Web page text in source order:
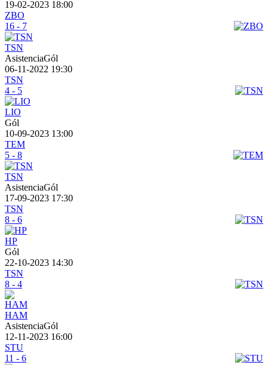
19-02-2023 18:00
ZBO
16 - 7
TSN
AsistenciaGól
06-11-2022 19:30
TSN
4 - 5
LIO
Gól
10-09-2023 13:00
TEM
5 - 8
TSN
AsistenciaGól
17-09-2023 17:30
TSN
8 - 6
HP
Gól
22-10-2023 14:30
TSN
8 - 4
HAM
AsistenciaGól
12-11-2023 16:00
STU
11 - 6